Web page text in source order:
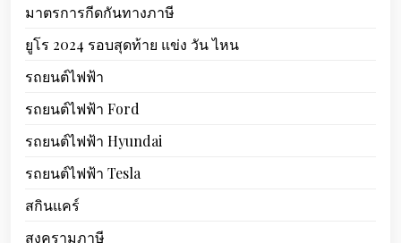
มาตรการกีดกันทางภาษี
ยูโร 2024 รอบสุดท้าย แข่ง วัน ไหน
รถยนต์ไฟฟ้า
รถยนต์ไฟฟ้า Ford
รถยนต์ไฟฟ้า Hyundai
รถยนต์ไฟฟ้า Tesla
สกินแคร์
สงครามภาษี